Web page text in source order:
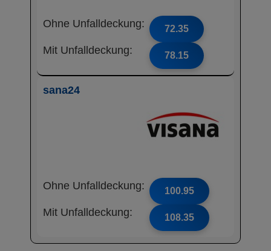
Ohne Unfalldeckung: 72.35
Mit Unfalldeckung: 78.15
sana24
Ohne Unfalldeckung: 100.95
Mit Unfalldeckung: 108.35